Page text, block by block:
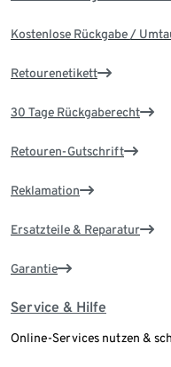
Kostenlose Rückgabe /
Retourenetikett
30 Tage Rückgaberecht
Retouren-Gutschrift
Reklamation
Ersatzteile & Reparatur
Garantie
Service & Hilfe
Online-Services nutzen &